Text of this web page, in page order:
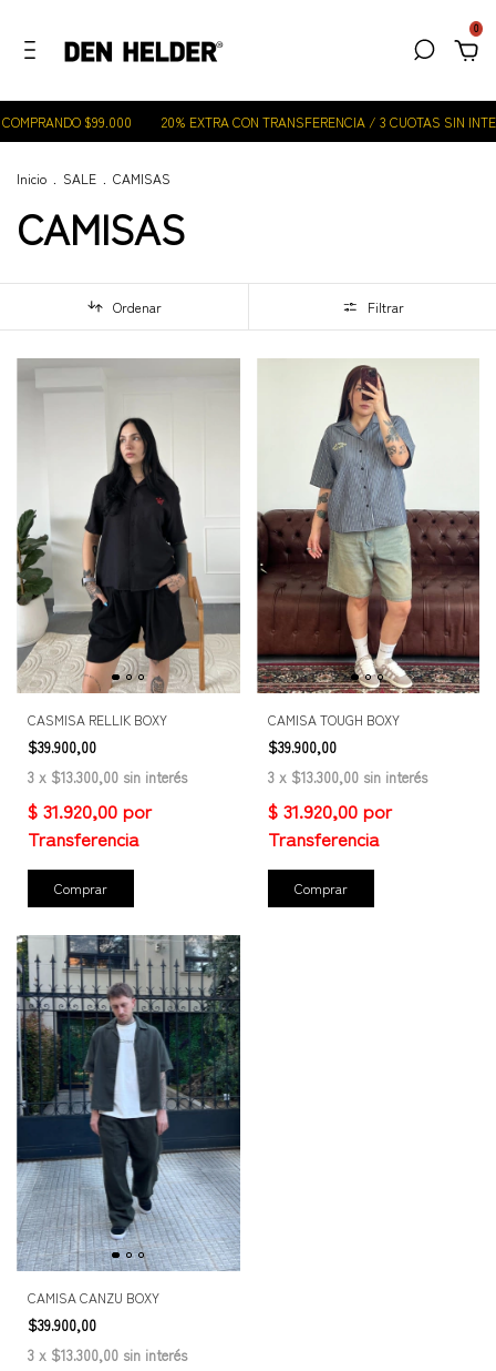
0
$99.000 20% EXTRA CON TRANSFERENCIA / 3 CUOTAS SIN
Inicio SALE CAMISAS
CAMISAS
Ordenar Filtrar
CASMISA RELLIK BOXY
$39.900,00
3 x $13.300,00 sin interés
Comprar
CAMISA TOUGH BOXY
$39.900,00
3 x $13.300,00 sin interés
Comprar
CAMISA CANZU BOXY
$39.900,00
3 x $13.300,00 sin interés